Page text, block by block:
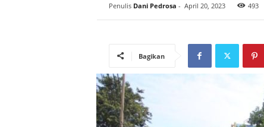
Penulis Dani Pedrosa - April 20, 2023 493
Bagikan